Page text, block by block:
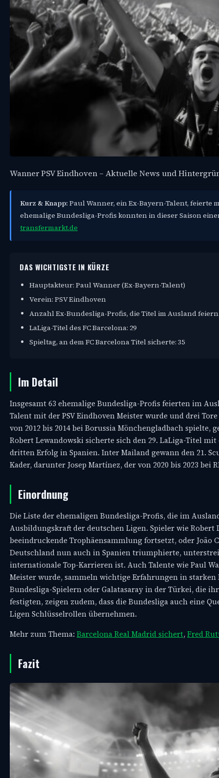
Wanner PSV Eindhoven – Aktuelle News und
Kurz & Knapp: Paul Wanner, ein Ex-Bayern-Talent, feierte
ehemalige Bundesliga-Profis konnten in dieser Saison
transfermarkt.de
DAS WICHTIGSTE IN KÜRZE
Hauptakteur: Paul Wanner (Ex-Bayern-Talent)
Verein: PSV Eindhoven
Anzahl Ex-Bundesliga-Profis, die Titel im Ausland
LaLiga-Titel des FC Barcelona: 29
Spieltag, an dem FC Barcelona Titel sicherte: 35
Im Detail
Insgesamt 63 ehemalige Bundesliga-Profis feierten im
Talent mit der PSV Eindhoven Meister wurde und drei
von 2012 bis 2014 bei Borussia Mönchengladbach spielte,
Robert Lewandowski sicherte sich den 29. LaLiga-Titel
dritten Erfolg in Spanien. Inter Mailand gewann den 21.
Kader, darunter Josep Martínez, der von 2020 bis 2023
Einordnung
Die Liste der ehemaligen Bundesliga-Profis, die im
Ausbildungskraft der deutschen Ligen. Spieler wie Robert
beeindruckende Trophäensammlung fortsetzt, oder João
Deutschland nun auch in Spanien triumphierte,
internationale Top-Karrieren ist. Auch Talente wie Paul
Meister wurde, sammeln wichtige Erfahrungen in
Bundesliga-Spielern oder Galatasaray in der Türkei, die
festigten, zeigen zudem, dass die Bundesliga auch eine
Ligen Schlüsselrollen übernehmen.
Mehr zum Thema: Barcelona Real Madrid sichert, Fred
Fazit